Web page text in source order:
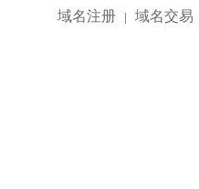
域名注册 | 域名交易